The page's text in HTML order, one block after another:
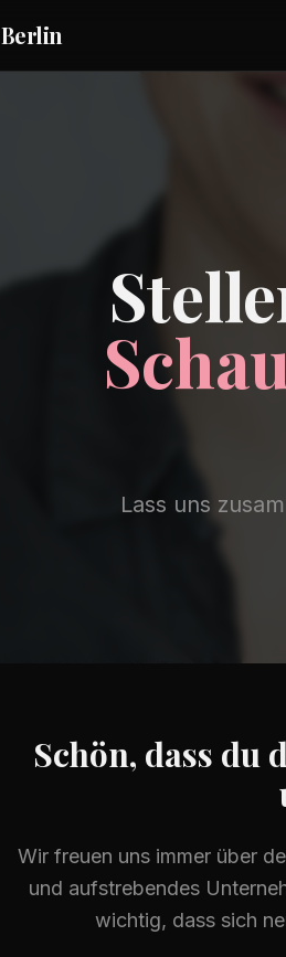
Lass uns
Schön, dass du
Wir freuen uns immer über
und aufstrebendes
wichtig, dass sich